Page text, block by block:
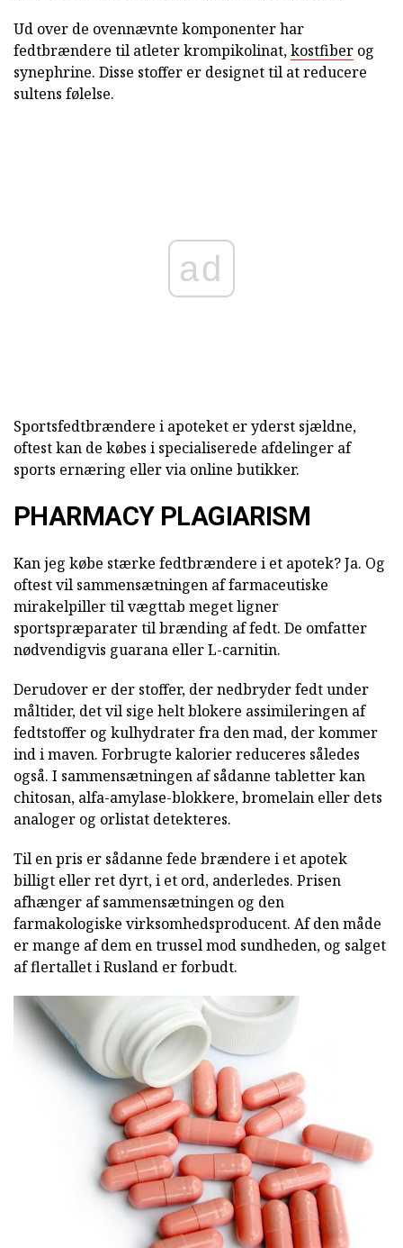
Ud over de ovennævnte komponenter har
fedtbrændere til atleter krompikolinat,kostfiber og
synephrine. Disse stoffer er designet til at reducere
sultens følelse.
ad
Sportsfedtbrændere i apoteket er yderst sjældne,
oftest kan de købes i specialiserede afdelinger af
sports ernæring eller via online butikker.
PHARMACY PLAGIARISM
Kan jeg købe stærke fedtbrændere i et apotek? Ja. Og
oftest vil sammensætningen af farmaceutiske
mirakelpiller til vægttab meget ligner
sportspræparater til brænding af fedt. De omfatter
nødvendigvis guarana eller L-carnitin.
Derudover er der stoffer, der nedbryder fedt under
måltider, det vil sige helt blokere assimileringen af
fedtstoffer og kulhydrater fra den mad, der kommer
ind i maven. Forbrugte kalorier reduceres således
også. I sammensætningen af sådanne tabletter kan
chitosan, alfa-amylase-blokkere, bromelain eller dets
analoger og orlistat detekteres.
Til en pris er sådanne fede brændere i et apotek
billigt eller ret dyrt, i et ord, anderledes. Prisen
afhænger af sammensætningen og den
farmakologiske virksomhedsproducent. Af den måde
er mange af dem en trussel mod sundheden, og salget
af flertallet i Rusland er forbudt.